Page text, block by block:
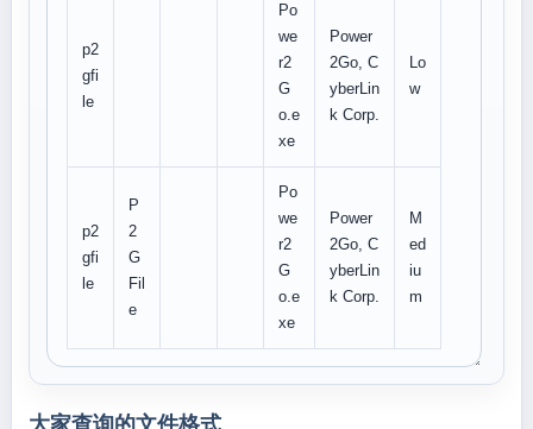
p2
gfi
le
Po
we
r2
G
o.e
xe
Power
2Go, C
yberLin
k Corp.
Lo
w
p2
gfi
le
P
2
G
Fil
e
Po
we
r2
G
o.e
xe
Power
2Go, C
yberLin
k Corp.
M
ed
iu
m
大家查询的文件格式